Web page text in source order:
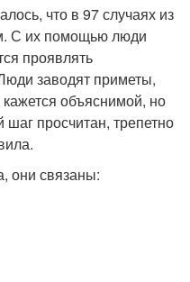
что в 97 случаях из
С их помощью люди
проявлять
заводят приметы,
объяснимой, но
просчитан, трепетно
они связаны: